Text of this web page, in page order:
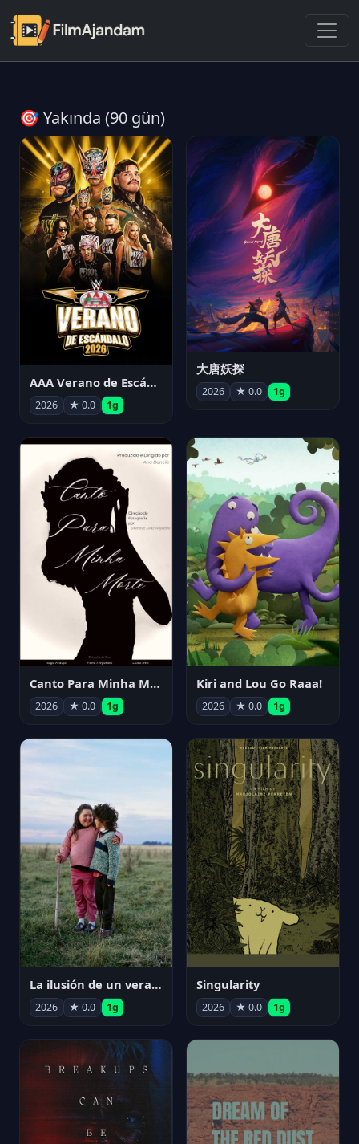
🎯 Yakında (90 gün)
AAA Verano de Escándalo 2026 - Week 3
2026 ★ 0.0 1g
大唐妖探
2026 ★ 0.0 1g
Canto Para Minha Morte
2026 ★ 0.0 1g
Kiri and Lou Go Raaa!
2026 ★ 0.0 1g
La ilusión de un verano sin fin
2026 ★ 0.0 1g
Singularity
2026 ★ 0.0 1g